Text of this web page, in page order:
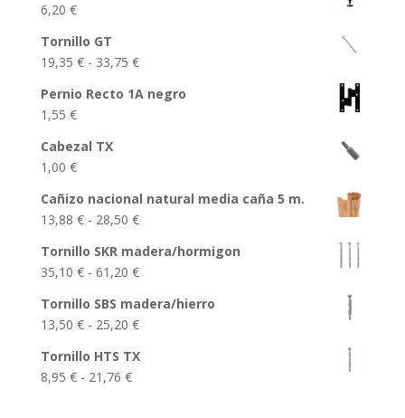
6,20 €
Tornillo GT
19,35 € - 33,75 €Rango
precios:
Pernio Recto 1A negro
1,55 €
Cabezal TX
1,00 €
Cañizo nacional natural media caña 5 m.
13,88 € - 28,50 €Rango
precios:
desde
13,88 €
hasta
Tornillo SKR madera/hormigon
35,10 € - 61,20 €Rango
precios:
desde
35,10 €
Tornillo SBS madera/hierro
13,50 € - 25,20 €Rango
precios:
Tornillo HTS TX
8,95 € - 21,76 €Rango